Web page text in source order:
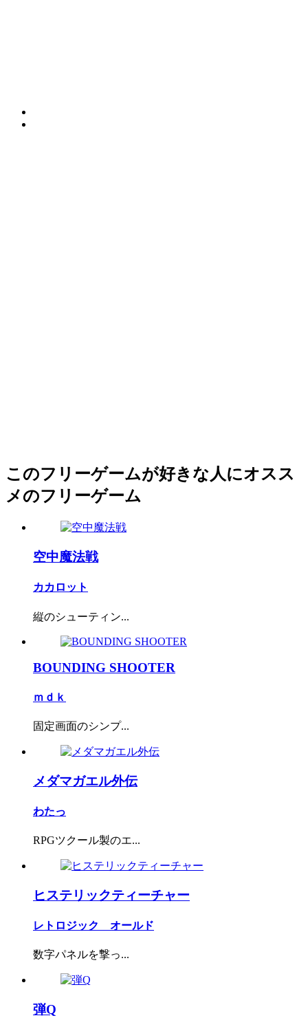
このフリーゲームが好きな人にオスス
メのフリーゲーム
空中魔法戦
カカロット
縦のシューティン...
BOUNDING SHOOTER
ｍｄｋ
固定画面のシンプ...
メダマガエル外伝
わたっ
RPGツクール製のエ...
ヒステリックティーチャー
レトロジック オールド
数字パネルを撃っ...
弾Q